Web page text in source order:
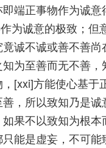
端正事物作为诚意
为诚意的极致；但
诚不诚或善不善
为至善而无不善
[xxi]方能使心基于
，所以致知乃是诚
果不以致知为根
能是虚妄，不可能